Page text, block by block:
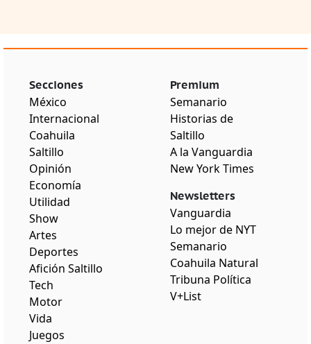
Secciones
México
Internacional
Coahuila
Saltillo
Opinión
Economía
Utilidad
Show
Artes
Deportes
Afición Saltillo
Tech
Motor
Vida
Juegos
Premium
Semanario
Historias de
Saltillo
A la Vanguardia
New York Times
Newsletters
Vanguardia
Lo mejor de NYT
Semanario
Coahuila Natural
Tribuna Política
V+List